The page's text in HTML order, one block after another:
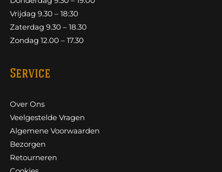
Vrijdag 9.30 – 18:30
Zaterdag 9.30 – 18.30
Zondag 12.00 – 17.30
Service
Over Ons
Veelgestelde Vragen
Algemene Voorwaarden
Bezorgen
Retourneren